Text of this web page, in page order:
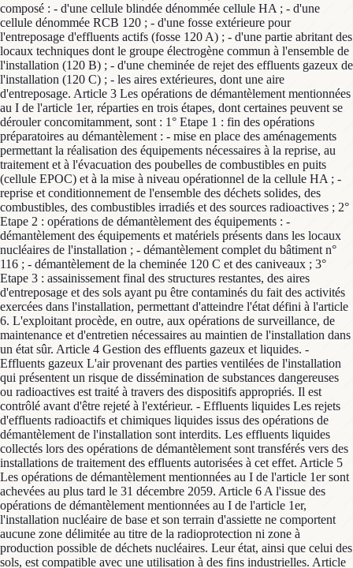
composé : - d'une cellule blindée dénommée cellule HA ; - d'une
cellule dénommée RCB 120 ; - d'une fosse extérieure pour
l'entreposage d'effluents actifs (fosse 120 A) ; - d'une partie abritant des
locaux techniques dont le groupe électrogène commun à l'ensemble de
l'installation (120 B) ; - d'une cheminée de rejet des effluents gazeux de
l'installation (120 C) ; - les aires extérieures, dont une aire
d'entreposage. Article 3 Les opérations de démantèlement mentionnées
au I de l'article 1er, réparties en trois étapes, dont certaines peuvent se
dérouler concomitamment, sont : 1° Etape 1 : fin des opérations
préparatoires au démantèlement : - mise en place des aménagements
permettant la réalisation des équipements nécessaires à la reprise, au
traitement et à l'évacuation des poubelles de combustibles en puits
(cellule EPOC) et à la mise à niveau opérationnel de la cellule HA ; -
reprise et conditionnement de l'ensemble des déchets solides, des
combustibles, des combustibles irradiés et des sources radioactives ; 2°
Etape 2 : opérations de démantèlement des équipements : -
démantèlement des équipements et matériels présents dans les locaux
nucléaires de l'installation ; - démantèlement complet du bâtiment n°
116 ; - démantèlement de la cheminée 120 C et des caniveaux ; 3°
Etape 3 : assainissement final des structures restantes, des aires
d'entreposage et des sols ayant pu être contaminés du fait des activités
exercées dans l'installation, permettant d'atteindre l'état défini à l'article
6. L'exploitant procède, en outre, aux opérations de surveillance, de
maintenance et d'entretien nécessaires au maintien de l'installation dans
un état sûr. Article 4 Gestion des effluents gazeux et liquides. -
Effluents gazeux L'air provenant des parties ventilées de l'installation
qui présentent un risque de dissémination de substances dangereuses
ou radioactives est traité à travers des dispositifs appropriés. Il est
contrôlé avant d'être rejeté à l'extérieur. - Effluents liquides Les rejets
d'effluents radioactifs et chimiques liquides issus des opérations de
démantèlement de l'installation sont interdits. Les effluents liquides
collectés lors des opérations de démantèlement sont transférés vers des
installations de traitement des effluents autorisées à cet effet. Article 5
Les opérations de démantèlement mentionnées au I de l'article 1er sont
achevées au plus tard le 31 décembre 2059. Article 6 A l'issue des
opérations de démantèlement mentionnées au I de l'article 1er,
l'installation nucléaire de base et son terrain d'assiette ne comportent
aucune zone délimitée au titre de la radioprotection ni zone à
production possible de déchets nucléaires. Leur état, ainsi que celui des
sols, est compatible avec une utilisation à des fins industrielles. Article